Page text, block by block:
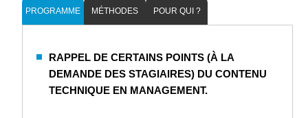
PROGRAMME MÉTHODES POUR QUI ?
RAPPEL DE CERTAINS POINTS (À LA
DEMANDE DES STAGIAIRES) DU CONTENU
TECHNIQUE EN MANAGEMENT.